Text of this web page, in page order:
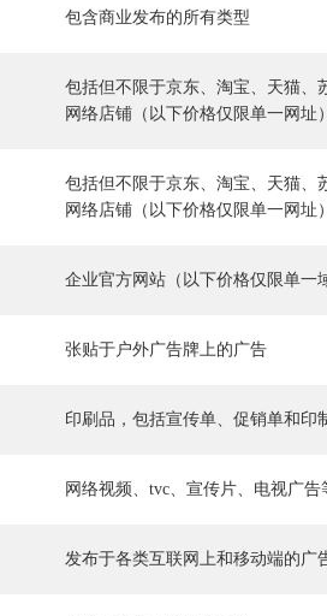
包含商业发布的所有类型
包括但不限于京东、淘宝、天猫、
网络店铺（以下价格仅限单一网址
包括但不限于京东、淘宝、天猫、
网络店铺（以下价格仅限单一网址
企业官方网站（以下价格仅限单一
张贴于户外广告牌上的广告
印刷品，包括宣传单、促销单和印
网络视频、tvc、宣传片、电视广告
发布于各类互联网上和移动端的广